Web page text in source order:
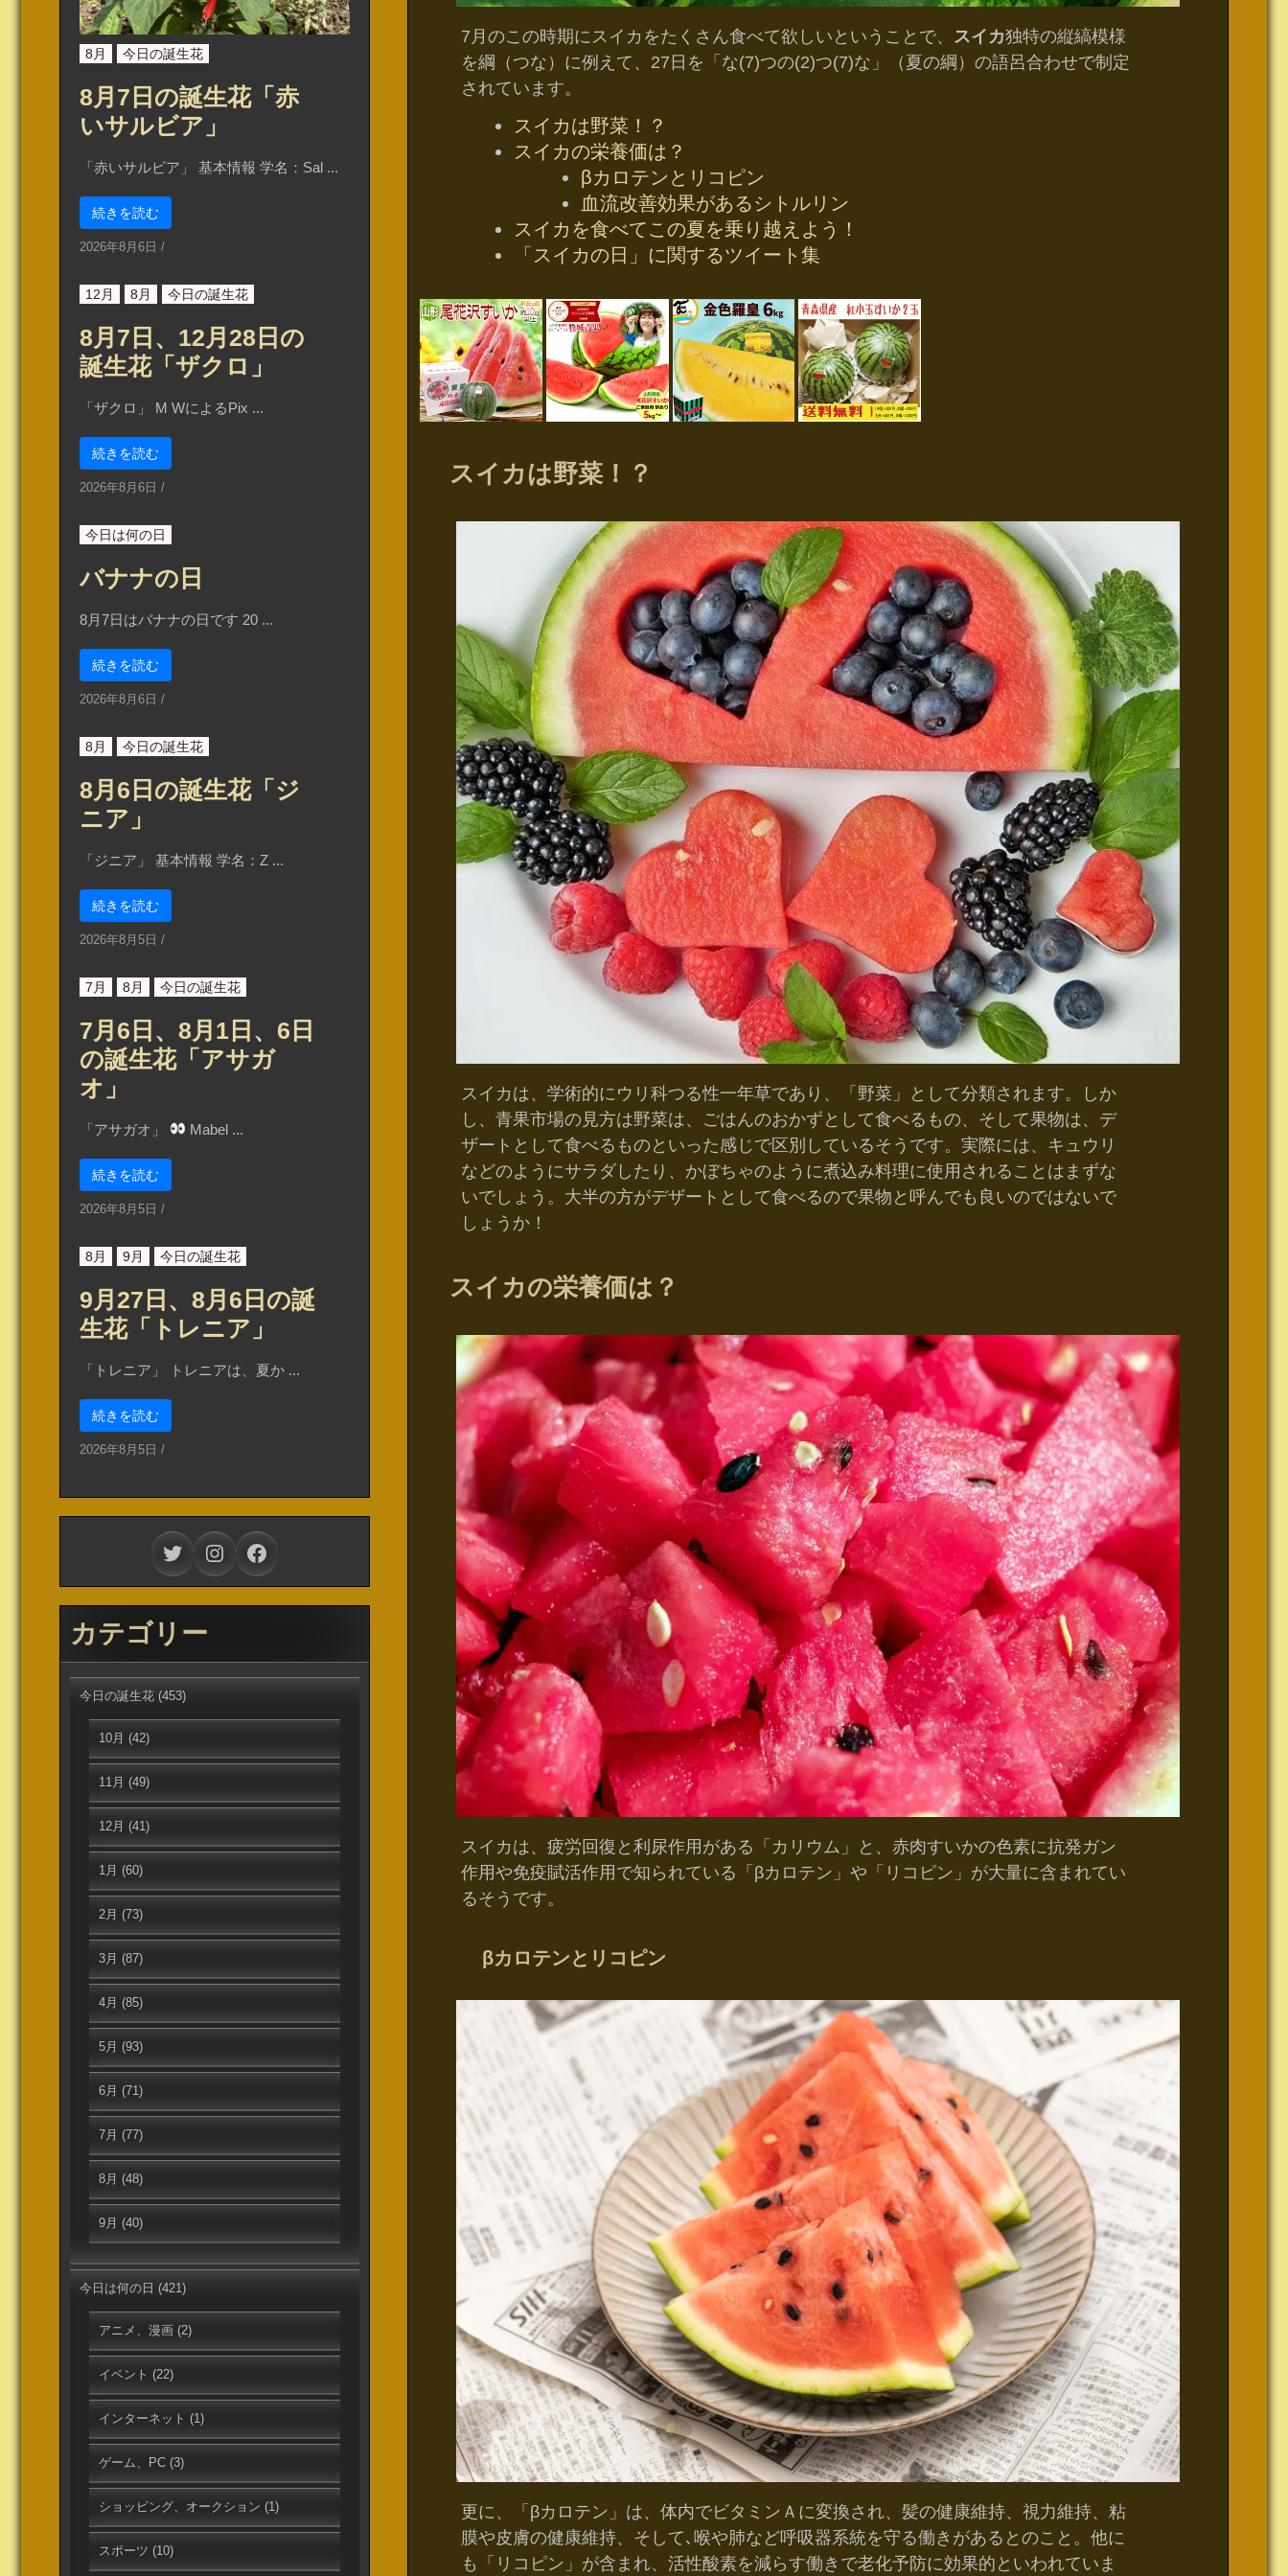
7月のこの時期にスイカをたくさん食べて欲しいということで、 スイカ独特の縦縞模様
を綱（つな）に例えて、27日を「な(7)つの(2)つ(7)な」（夏の綱）の語呂合わせで制定
されています。
スイカは野菜！？
スイカの栄養価は？
βカロテンとリコピン
血流改善効果があるシトルリン
スイカを食べてこの夏を乗り越えよう！
「スイカの日」に関するツイート集
スイカは野菜！？
スイカは、学術的にウリ科つる性一年草であり、「野菜」として分類されます。しか
し、青果市場の見方は野菜は、ごはんのおかずとして食べるもの、そして果物は、デ
ザートとして食べるものといった感じで区別しているそうです。実際には、キュウリ
などのようにサラダしたり、かぼちゃのように煮込み料理に使用されることはまずな
いでしょう。大半の方がデザートとして食べるので果物と呼んでも良いのではないで
しょうか！
スイカの栄養価は？
スイカは、疲労回復と利尿作用がある「カリウム」と、赤肉すいかの色素に抗発ガン
作用や免疫賦活作用で知られている「βカロテン」や「リコピン」が大量に含まれてい
るそうです。
βカロテンとリコピン
更に、「βカロテン」は、体内でビタミンＡに変換され、髪の健康維持、視力維持、粘
膜や皮膚の健康維持、そして､喉や肺など呼吸器系統を守る働きがあるとのこと。他に
も「リコピン」が含まれ、活性酸素を減らす働きで老化予防に効果的といわれていま
8月 今日の誕生花
8月7日の誕生花「赤
いサルビア」
「赤いサルビア」 基本情報 学名：Sal ...
続きを読む
2026年8月6日 /
12月 8月 今日の誕生花
8月7日、12月28日の
誕生花「ザクロ」
「ザクロ」 M WによるPix ...
続きを読む
2026年8月6日 /
今日は何の日
バナナの日
8月7日はバナナの日です 20 ...
続きを読む
2026年8月6日 /
8月 今日の誕生花
8月6日の誕生花「ジ
ニア」
「ジニア」 基本情報 学名：Z ...
続きを読む
2026年8月5日 /
7月 8月 今日の誕生花
7月6日、8月1日、6日
の誕生花「アサガ
オ」
「アサガオ」 Mabel ...
続きを読む
2026年8月5日 /
8月 9月 今日の誕生花
9月27日、8月6日の誕
生花「トレニア」
「トレニア」 トレニアは、夏か ...
続きを読む
2026年8月5日 /
TwitterInstagramFacebook
カテゴリー
今日の誕生花 (453)
10月 (42)
11月 (49)
12月 (41)
1月 (60)
2月 (73)
3月 (87)
4月 (85)
5月 (93)
6月 (71)
7月 (77)
8月 (48)
9月 (40)
今日は何の日 (421)
アニメ、漫画 (2)
イベント (22)
インターネット (1)
ゲーム、PC (3)
ショッピング、オークション (1)
スポーツ (10)